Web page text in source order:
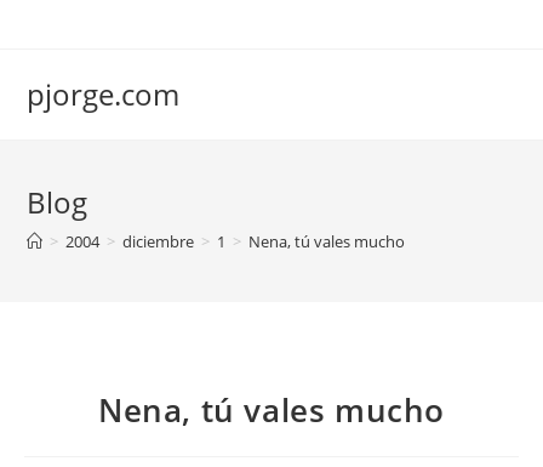
pjorge.com
Blog
> 2004 > diciembre > 1 > Nena, tú vales mucho
Nena, tú vales mucho